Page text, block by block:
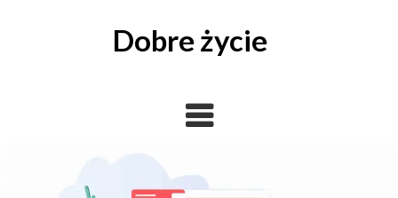
Dobre życie